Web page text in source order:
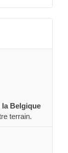
la Belgique
terrain.